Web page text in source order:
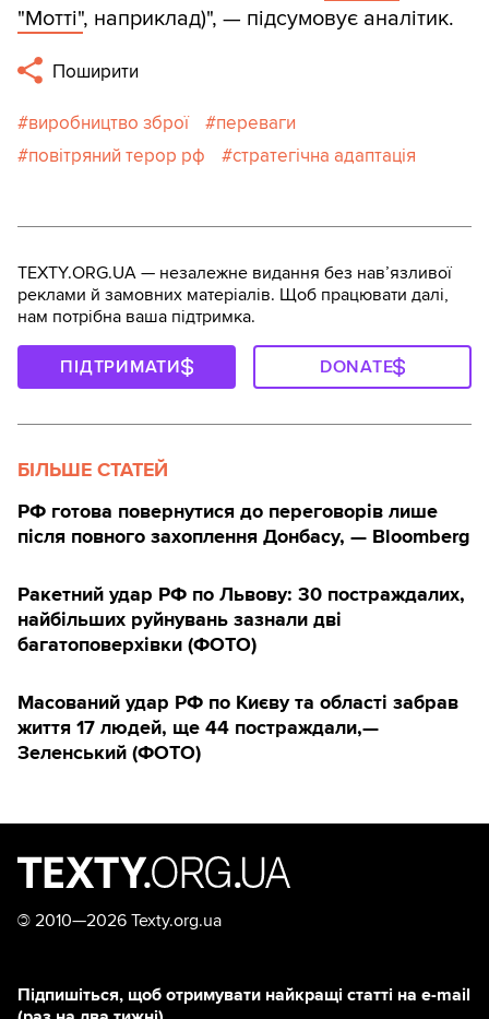
"Мотті", наприклад)", — підсумовує аналітик.
Поширити
виробництво зброї
переваги
повітряний терор рф
стратегічна адаптація
TEXTY.ORG.UA — незалежне видання без навʼязливої
реклами й замовних матеріалів. Щоб працювати далі,
нам потрібна ваша підтримка.
ПІДТРИМАТИ DONATE
БІЛЬШЕ СТАТЕЙ
РФ готова повернутися до переговорів лише
після повного захоплення Донбасу, — Bloomberg
Ракетний удар РФ по Львову: 30 постраждалих,
найбільших руйнувань зазнали дві
багатоповерхівки (ФОТО)
Масований удар РФ по Києву та області забрав
життя 17 людей, ще 44 постраждали,—
Зеленський (ФОТО)
© 2010—2026 Texty.org.ua
Підпишіться, щоб отримувати найкращі статті на e-mail